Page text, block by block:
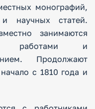
монографий,
научных статей.
занимаются
работами и
Продолжают
с 1810 года и